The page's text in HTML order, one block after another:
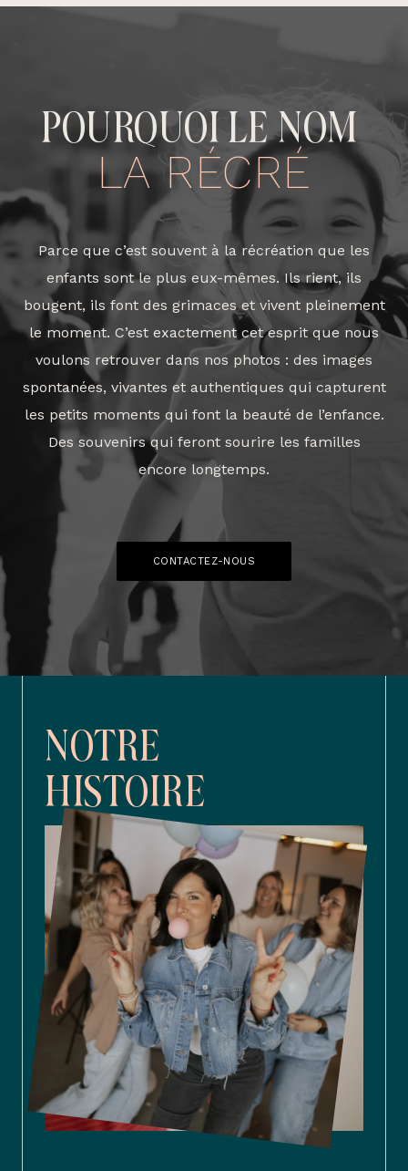
POURQUOI LE NOM
LA RÉCRÉ
Parce que c’est souvent à la récréation que les
enfants sont le plus eux-mêmes. Ils rient, ils
bougent, ils font des grimaces et vivent pleinement
le moment. C’est exactement cet esprit que nous
voulons retrouver dans nos photos : des images
spontanées, vivantes et authentiques qui capturent
les petits moments qui font la beauté de l’enfance.
Des souvenirs qui feront sourire les familles
encore longtemps.
CONTACTEZ-NOUS
NOTRE
HISTOIRE